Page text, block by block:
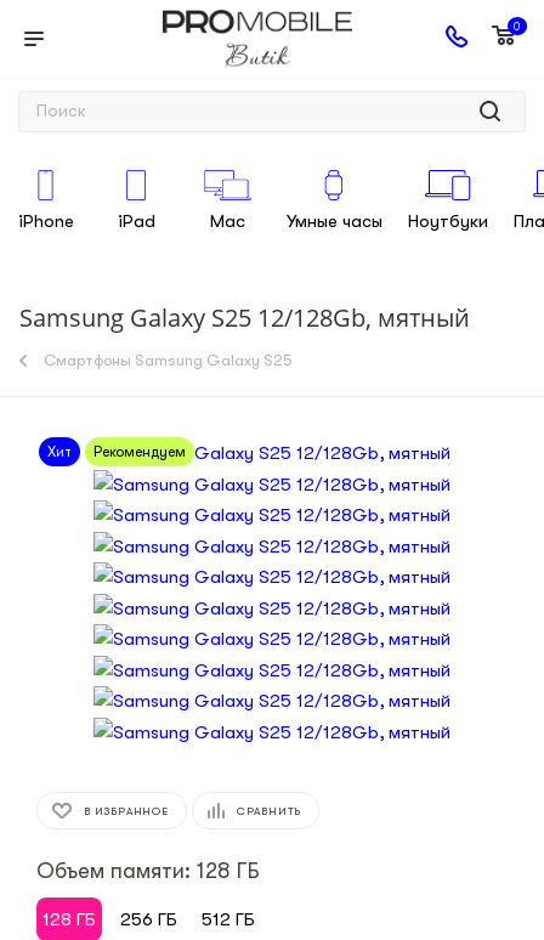
0
iPhone iPad Mac Умные часы Ноутбуки
Samsung Galaxy S25 12/128Gb, мятный
Смартфоны Samsung Galaxy S25
Хит Рекомендуем
В ИЗБРАННОЕ СРАВНИТЬ
Объем памяти: 128 ГБ
128 ГБ 256 ГБ 512 ГБ